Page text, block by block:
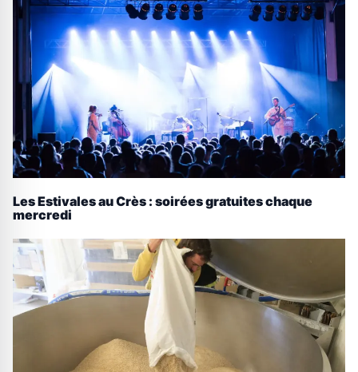
Les Estivales au Crès : soirées gratuites chaque
mercredi